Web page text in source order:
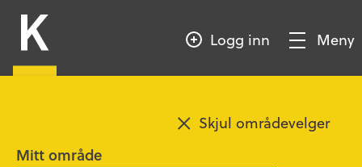
Mitt område
Skjul områdevelger
HOVEDINNHOLD
KompetansebroenLogg inn
Vis/SkjulMeny
Dysfagi (spise-/ svelgevansker)